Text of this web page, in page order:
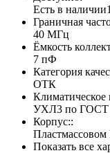
Есть в наличии1
Граничная
40 МГц
Ёмкость
7 пФ
Категория
ОТК
Климатическое
УХЛ3 по ГОСТ
Корпус::
Показать все